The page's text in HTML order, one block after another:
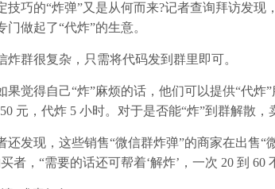
的“炸弹”又是从何而来?记者查询拜访发现
做起了“代炸”的生意。
群很复杂，只需将代码发到群里即可。
得自己“炸”麻烦的话，他们可以提供“代炸”
元，代炸 5 小时。对于是否能“炸”到群解散，
现，这些销售“微信群炸弹”的商家在出售“
者，“需要的话还可帮着‘解炸’，一次 20 到 60